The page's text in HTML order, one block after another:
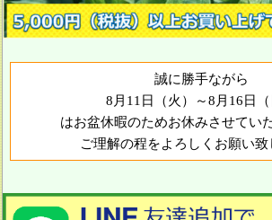
誠に勝手ながら
8月11日（火）～8月16日（
はお盆休暇のためお休みさせてい
ご理解の程をよろしくお願い致